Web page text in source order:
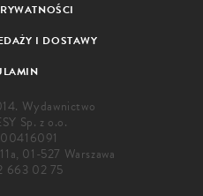
I DOSTAWY
Wydawnictwo
Sp. z o.o.
01-527 Warszawa
663 02 75